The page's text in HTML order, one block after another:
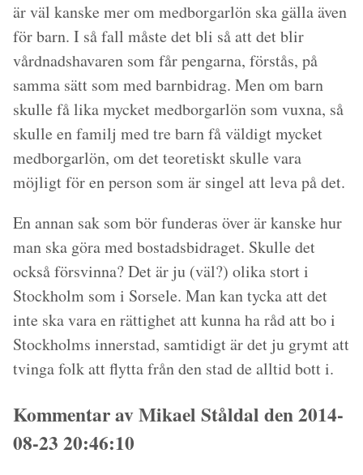
är väl kanske mer om medborgarlön ska gälla även
för barn. I så fall måste det bli så att det blir
vårdnadshavaren som får pengarna, förstås, på
samma sätt som med barnbidrag. Men om barn
skulle få lika mycket medborgarlön som vuxna, så
skulle en familj med tre barn få väldigt mycket
medborgarlön, om det teoretiskt skulle vara
möjligt för en person som är singel att leva på det.
En annan sak som bör funderas över är kanske hur
man ska göra med bostadsbidraget. Skulle det
också försvinna? Det är ju (väl?) olika stort i
Stockholm som i Sorsele. Man kan tycka att det
inte ska vara en rättighet att kunna ha råd att bo i
Stockholms innerstad, samtidigt är det ju grymt att
tvinga folk att flytta från den stad de alltid bott i.
Kommentar av Mikael Ståldal den 2014-
08-23 20:46:10